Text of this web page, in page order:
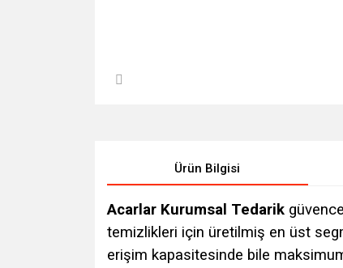
Ürün Bilgisi
Acarlar Kurumsal Tedarik
temizlikleri için üretilmiş en üst
erişim kapasitesinde bile